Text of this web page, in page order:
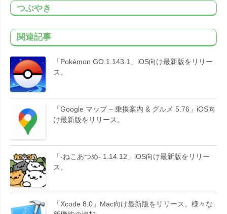
つぶやき
関連記事
「Pokémon GO 1.143.1」iOS向け最新版をリリー
ス。
「Google マップ – 乗換案内 & グルメ 5.76」iOS向
け最新版をリリース。
「-ねこあつめ- 1.14.12」iOS向け最新版をリリー
ス。
「Xcode 8.0」Mac向け最新版をリリース。様々な